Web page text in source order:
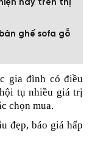
nay trên thị
ghế sofa gỗ
gia đình có điều
hội tụ nhiều giá trị
chọn mua.
đẹp, báo giá hấp